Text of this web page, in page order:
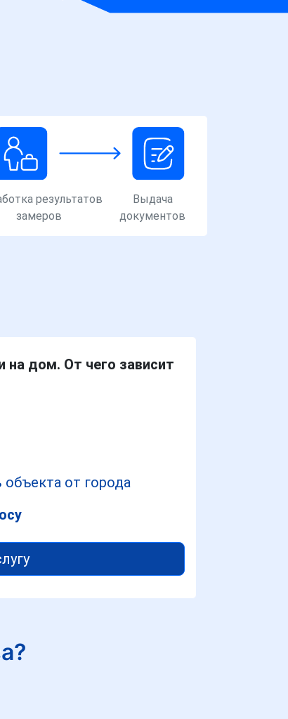
результатов
замеров
Выдача
документов
на дом. От чего зависит
от города